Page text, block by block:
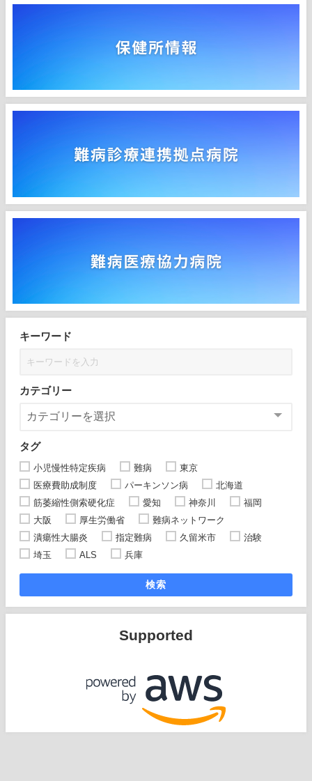
キーワード
カテゴリー
タグ
小児慢性特定疾病 難病
東京
医療費助成制度
パーキンソン病
北海道
筋萎縮性側索硬化症
愛知 神奈川
福岡
大阪
厚生労働省
難病ネットワーク
潰瘍性大腸炎
指定難病 久留米市
治験
埼玉
ALS 兵庫
検索
Supported